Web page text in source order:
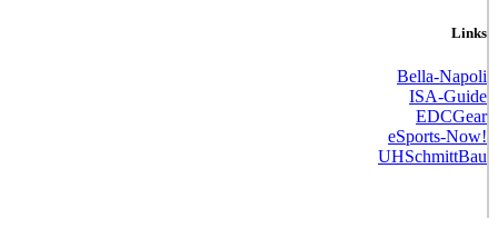
Links
Bella-Napoli
ISA-Guide
EDCGear
eSports-Now!
UHSchmittBau